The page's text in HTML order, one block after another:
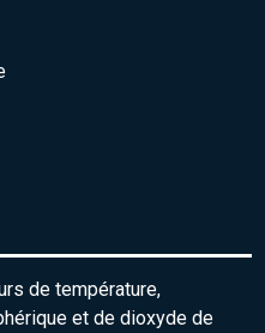
de température,
et de dioxyde de